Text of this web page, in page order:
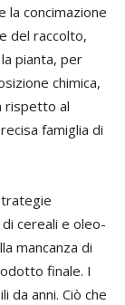
la concimazione
del raccolto,
pianta, per
chimica,
rispetto al
famiglia di
cereali e oleo-
mancanza di
finale. I
da anni. Ciò che